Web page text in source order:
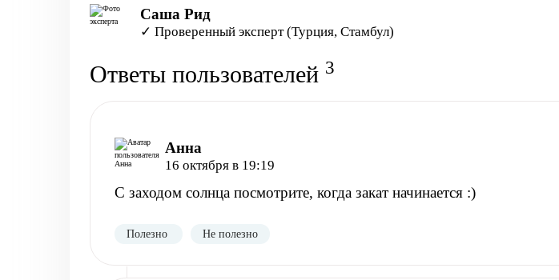
Саша Рид
✓ Проверенный эксперт (Турция, Стамбул)
Ответы пользователей 3
Анна
16 октября в 19:19
С заходом солнца посмотрите, когда закат начинается :)
Полезно Не полезно